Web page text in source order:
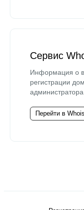
Сервис
Информация о
регистрации
администратора.
Перейти в Whois